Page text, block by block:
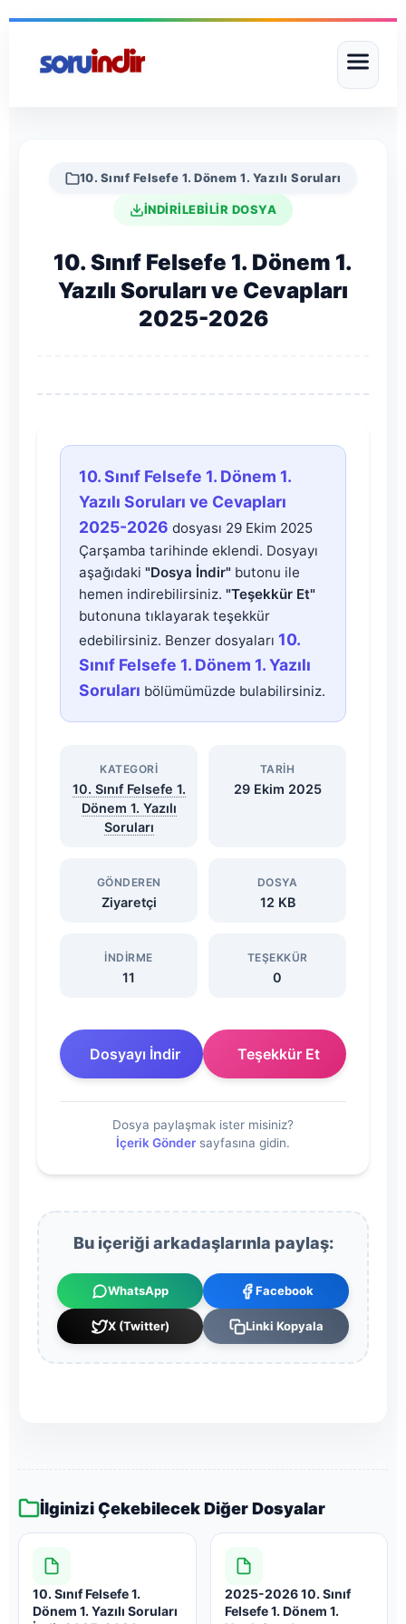
10. Sınıf Felsefe 1. Dönem 1. Yazılı Soruları
İNDİRİLEBİLİR DOSYA
10. Sınıf Felsefe 1. Dönem 1.
Yazılı Soruları ve Cevapları
2025-2026
10.
Sınıf
Felsefe
1.
Dönem
1.
Yazılı
Soruları
ve
Cevapları
2025-
2026
İndir
10. Sınıf Felsefe 1. Dönem 1.
Yazılı Soruları ve Cevapları
2025-2026 dosyası 29 Ekim 2025
Çarşamba tarihinde eklendi. Dosyayı
aşağıdaki "Dosya İndir" butonu ile
hemen indirebilirsiniz. "Teşekkür Et"
butonuna tıklayarak teşekkür
edebilirsiniz. Benzer dosyaları 10.
Sınıf Felsefe 1. Dönem 1. Yazılı
Soruları bölümümüzde bulabilirsiniz.
KATEGORI
10. Sınıf Felsefe 1.
Dönem 1. Yazılı
Soruları
TARIH
29 Ekim 2025
GÖNDEREN
Ziyaretçi
DOSYA
12 KB
İNDIRME
11
TEŞEKKÜR
0
Dosyayı İndir Teşekkür Et
Dosya paylaşmak ister misiniz?
İçerik Gönder sayfasına gidin.
Bu içeriği arkadaşlarınla paylaş:
WhatsApp Facebook
X (Twitter) Linki Kopyala
İlginizi Çekebilecek Diğer Dosyalar
10. Sınıf Felsefe 1.
Dönem 1. Yazılı Soruları
2025-2026 10. Sınıf
Felsefe 1. Dönem 1.